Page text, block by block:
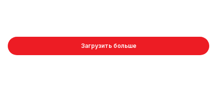
Загрузить больше